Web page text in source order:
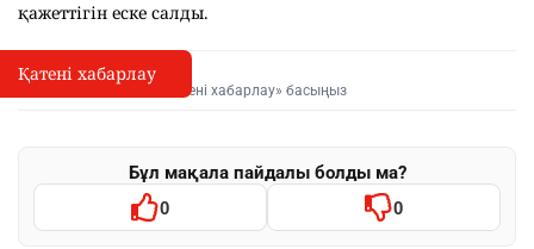
қажеттігін еске салды.
I
Қате туралы хабарлау
Мәтінді белгілеп, «Қатені хабарлау» басыңыз
Бұл мақала пайдалы болды ма?
0 0
Қатені хабарлау